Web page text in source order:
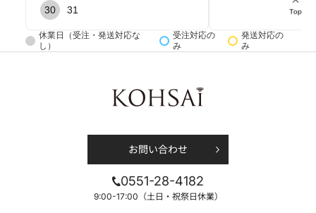
30 31
休業日（受注・発送対応な
し）
受注対応の
み
発送対応の
み
お問い合わせ
0551-28-4182
9:00-17:00（土日・祝祭日休業）